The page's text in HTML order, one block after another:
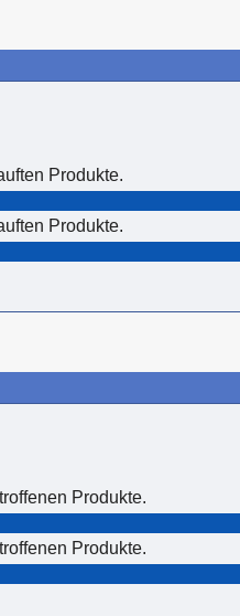
Produkte.
Produkte.
Produkte.
Produkte.